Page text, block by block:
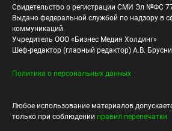
Свидетельство о регистрации СМИ Эл №ФС
Выдано федеральной службой по надзору в
коммуникаций.
Учредитель ООО «Бизнес Медия Холдинг»
Шеф-редактор (главный редактор) А.В.
Политика о персональных данных
Любое использование материалов
только при соблюдении правил перепечатки